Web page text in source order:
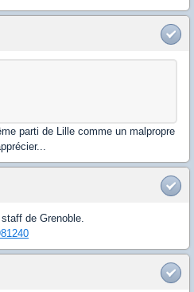
parti de Lille comme un malpropre
de Grenoble.